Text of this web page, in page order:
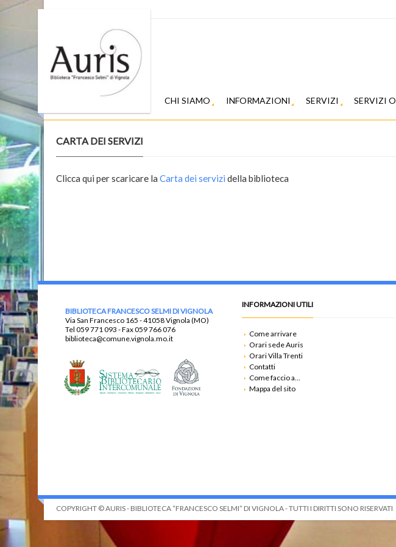
CHI SIAMO INFORMAZIONI SERVIZI SERVIZI
CARTA DEI SERVIZI
Clicca qui per scaricare la Carta dei servizi della biblioteca
BIBLIOTECA FRANCESCO SELMI DI VIGNOLA
Via San Francesco 165 - 41058 Vignola (MO)
Tel 059 771 093 - Fax059 766 076
biblioteca@comune.vignola.mo.it
INFORMAZIONI UTILI
Come arrivare
Orari sede Auris
Orari Villa Trenti
Contatti
Come faccio a…
Mappa del sito
COPYRIGHT © AURIS - BIBLIOTECA “FRANCESCO SELMI” DI VIGNOLA - TUTTI I DIRITTI SONO RISERVATI